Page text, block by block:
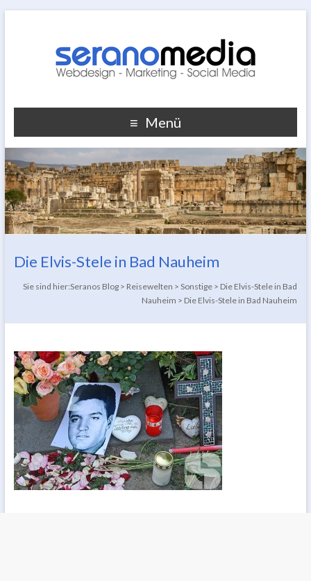
Menü
Die Elvis-Stele in Bad Nauheim
Sie sind hier:Seranos Blog > Reisewelten >Sonstige > Die Elvis-Stele in Bad
Nauheim > Die Elvis-Stele in Bad Nauheim